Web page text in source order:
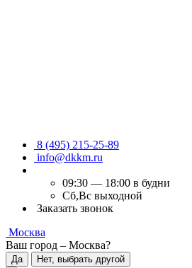
8 (495) 215-25-89
info@dkkm.ru
09:30 — 18:00 в будни
Сб,Вс выходной
Заказать звонок
Москва
Ваш город – Москва?
Да Нет, выбрать другой